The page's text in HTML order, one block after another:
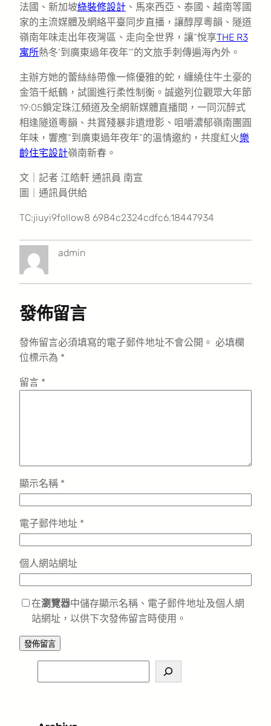
法國、新加坡綠裝修設計 、馬來西亞、泰國、越南等國
家的主流媒體及網絡平臺同步直播，讓醇厚粵韻、隧道
嶺南年味走出年夜灣區、走向全世界，讓“悅享THE R3
寓所熱冬‘到廣東過年夜年’”的文旅手刺傳遍海內外。
主辦方她的蕾絲絲帶像一條優雅的蛇，纏繞住牛土豪的
金箔千紙鶴，試圖進行柔性制衡。誠邀列位觀眾大年節
19:05鎖定珠江頻道及全網新媒體直播間，一同沉醉式
相逢隧道粵韻、共賞殘暴非遺燈影、咀嚼濃郁嶺南團圓
年味，響應“到廣東過年夜年”的溫情邀約，共度紅火樂
齡住宅設計嶺南新春。
文｜記者 江皓軒 通訊員 南宣
圖｜通訊員供給
TC:jiuyi9follow8 6984c2324cdfc6.18447934
admin
發佈留言
發佈留言必須填寫的電子郵件地址不會公開。 必填欄
位標示為 *
留言 *
顯示名稱 *
電子郵件地址 *
個人網站網址
在瀏覽器中儲存顯示名稱、電子郵件地址及個人網
站網址，以供下次發佈留言時使用。
e